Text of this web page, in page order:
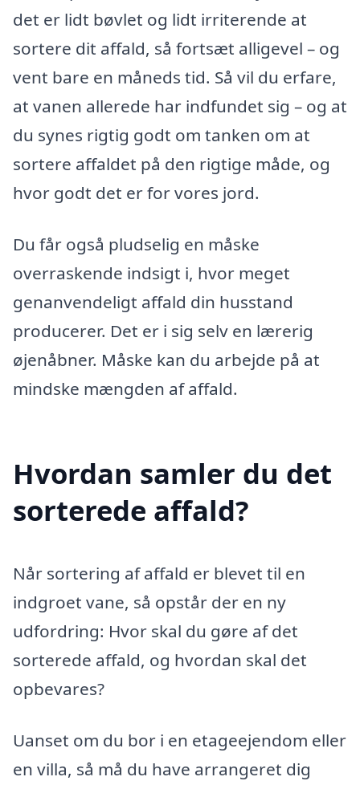
det er lidt bøvlet og lidt irriterende at
sortere dit affald, så fortsæt alligevel – og
vent bare en måneds tid. Så vil du erfare,
at vanen allerede har indfundet sig – og at
du synes rigtig godt om tanken om at
sortere affaldet på den rigtige måde, og
hvor godt det er for vores jord.
Du får også pludselig en måske
overraskende indsigt i, hvor meget
genanvendeligt affald din husstand
producerer. Det er i sig selv en lærerig
øjenåbner. Måske kan du arbejde på at
mindske mængden af affald.
Hvordan samler du det
sorterede affald?
Når sortering af affald er blevet til en
indgroet vane, så opstår der en ny
udfordring: Hvor skal du gøre af det
sorterede affald, og hvordan skal det
opbevares?
Uanset om du bor i en etageejendom eller
en villa, så må du have arrangeret dig